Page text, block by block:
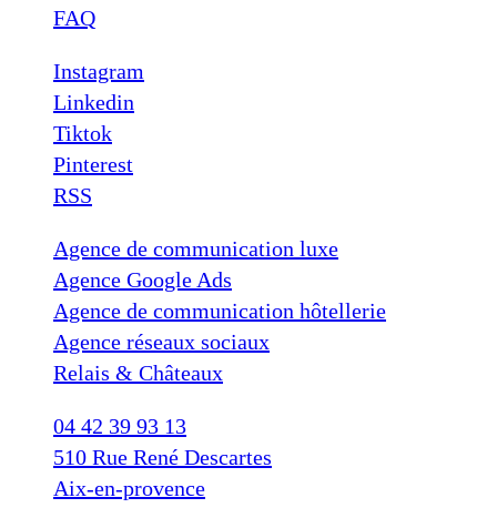
FAQ
Instagram
Linkedin
Tiktok
Pinterest
RSS
Agence de communication luxe
Agence Google Ads
Agence de communication hôtellerie
Agence réseaux sociaux
Relais & Châteaux
04 42 39 93 13
510 Rue René Descartes
Aix-en-provence